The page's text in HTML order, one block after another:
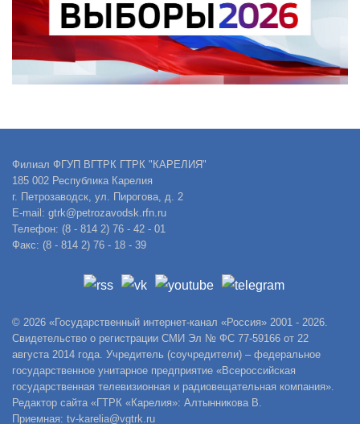
Филиал ФГУП ВГТРК ГТРК "КАРЕЛИЯ"
185 002 Республика Карелия
г. Петрозаводск, ул. Пирогова, д. 2
E-mail: gtrk@petrozavodsk.rfn.ru
Телефон: (8 - 814 2) 76 - 42 - 01
Факс: (8 - 814 2) 76 - 18 - 39
© 2026 «Государственный интернет-канал «Россия» 2001 - 2026.
Свидетельство о регистрации СМИ Эл № ФС 77-59166 от 22
августа 2014 года. Учредитель (соучредители) – федеральное
государственное унитарное предприятие «Всероссийская
государственная телевизионная и радиовещательная компания».
Редактор сайта «ГТРК «Карелия»: Алтынникова В.
Приемная: tv-karelia@vgtrk.ru